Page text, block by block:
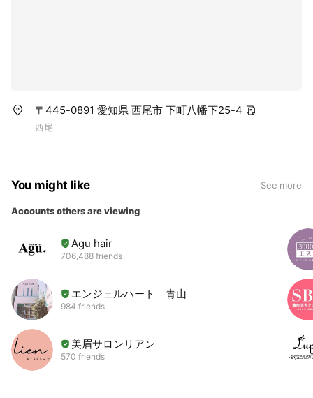
〒445-0891 愛知県 西尾市 下町八幡下25-4
西尾
You might like See more
Accounts others are viewing
Agu hair
706,488 friends
エンジェルハート 青山
984 friends
美眉サロンリアン
570 friends